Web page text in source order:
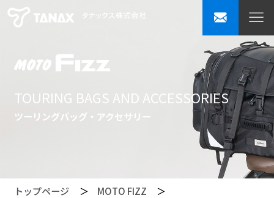
TOURING BAGS AND ACCESSORIES
ツーリングバッグ・アクセサリー
トップページ
MOTO FIZZ